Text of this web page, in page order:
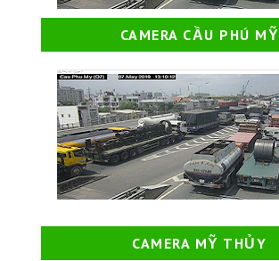
CAMERA CẦU PHÚ MỸ
CAMERA MỸ THỦY